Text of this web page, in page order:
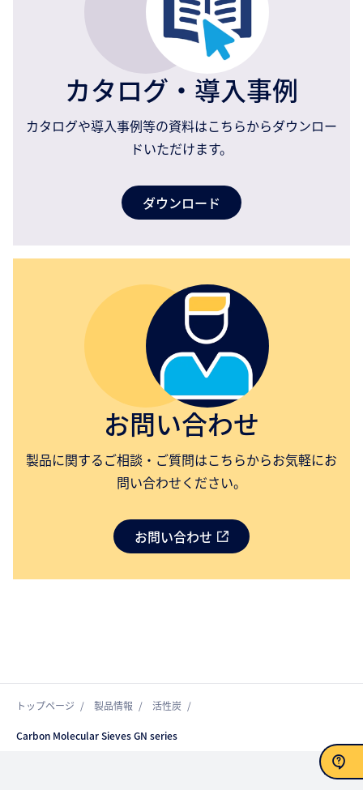
カタログ・導入事例
カタログや導入事例等の資料はこちらからダウンロー
ドいただけます。
ダウンロード
お問い合わせ
製品に関するご相談・ご質問はこちらからお気軽にお
問い合わせください。
お問い合わせ
トップページ 製品情報 活性炭
Carbon Molecular Sieves GN series